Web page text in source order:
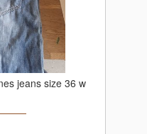
jeans size 36 w